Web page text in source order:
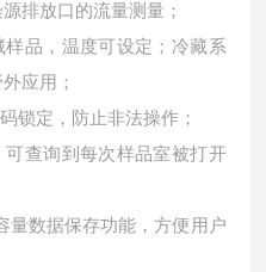
排放口的流量测量；
品，温度可设定；冷藏系
应用；
锁定，防止非法操作；
查询到每次样品室被打开
量数据保存功能，方便用户